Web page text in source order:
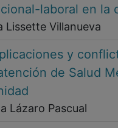
laboral en la
Lissette Villanueva
y
de Salud
Lázaro Pascual